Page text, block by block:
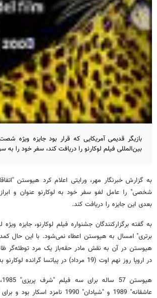
بازیگر قدیمی آمریکایی که قرار بود جایزه ویژه
بین‌المللی فیلم لوکارنو را دریافت کند، سفر خود را
به گزارش خبرنگار مهر، ورایتی اعلام کرد هیوستن
شخصی" را عامل لغو سفر خود به لوکارنو عنوان و
بعدی این جایزه را دریافت کند.
به گفته برگزارکنندگان جشنواره فیلم لوکارنو، جایزه
برتری" امسال به هیوستن اعطاء نمی‌شود. با این حال
هیوستن در آن به نقش مادر حقه‌باز یک مرد توطئه‌گر
در اروپا روز نهم اوت (19 مرداد) در پیاتسا گرانده لوکارنو به نمایش درمی‌آید.
عاشقانه" 1989 و "شیادان" 1990